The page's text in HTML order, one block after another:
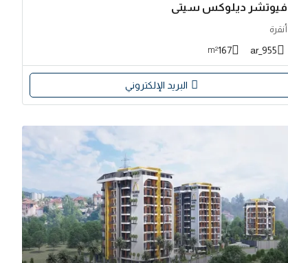
فيوتشر ديلوكس سيتي
أنقرة
955_ar
167
m²
البريد الإلكتروني